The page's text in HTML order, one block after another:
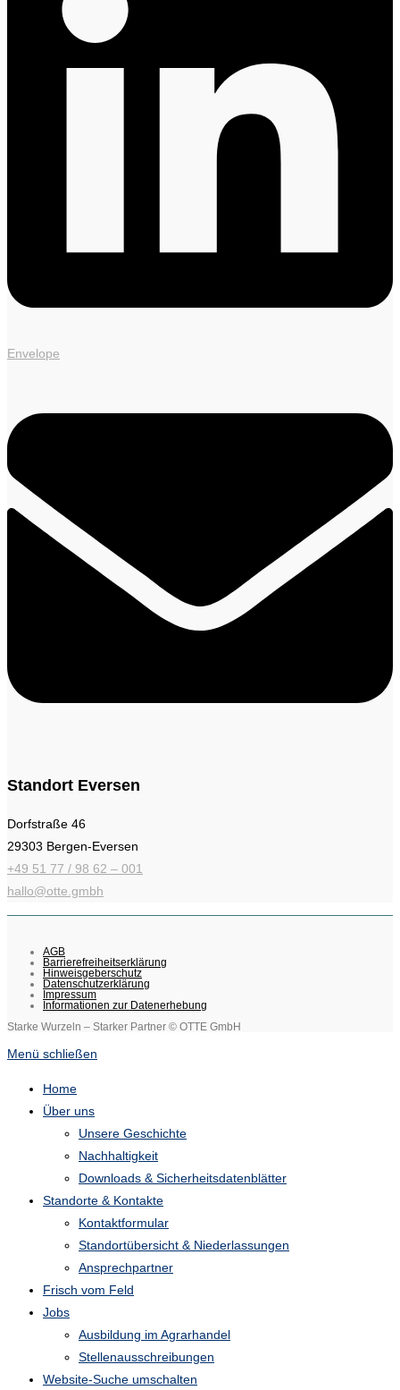
Envelope
Standort Eversen
Dorfstraße 46
29303 Bergen-Eversen
+49 51 77 / 98 62 – 001
hallo@otte.gmbh
AGB
Barrierefreiheitserklärung
Hinweisgeberschutz
Datenschutzerklärung
Impressum
Informationen zur Datenerhebung
Starke Wurzeln – Starker Partner © OTTE GmbH
Menü schließen
Home
Über uns
Unsere Geschichte
Nachhaltigkeit
Downloads & Sicherheitsdatenblätter
Standorte & Kontakte
Kontaktformular
Standortübersicht & Niederlassungen
Ansprechpartner
Frisch vom Feld
Jobs
Ausbildung im Agrarhandel
Stellenausschreibungen
Website-Suche umschalten